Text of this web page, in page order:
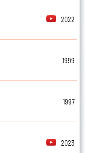
2022
1999
1997
2023